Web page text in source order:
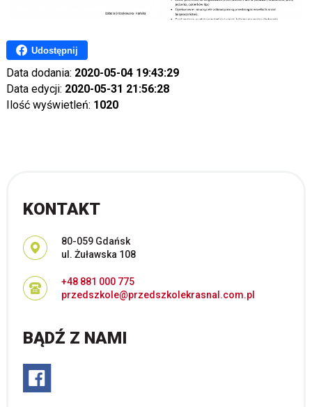
Udostępnij
Data dodania: 2020-05-04 19:43:29
Data edycji: 2020-05-31 21:56:28
Ilość wyświetleń: 1020
KONTAKT
Adres pocztowy:
80-059 Gdańsk
ul. Żuławska 108
+48 881 000 775
przedszkole@przedszkolekrasnal.com.pl
BĄDŹ Z NAMI